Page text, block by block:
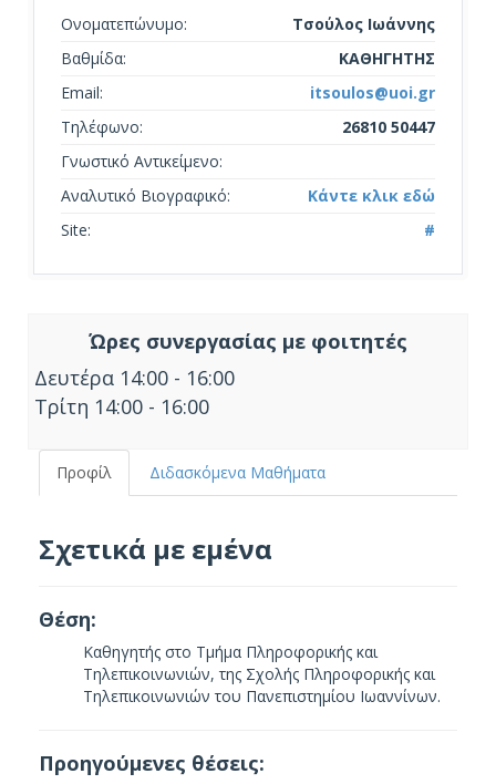
Ονοματεπώνυμο:
Τσούλος Ιωάννης
Βαθμίδα:
ΚΑΘΗΓΗΤΗΣ
Email:
itsoulos@uoi.gr
Τηλέφωνο:
26810 50447
Γνωστικό Αντικείμενο:
Αναλυτικό Βιογραφικό:
Κάντε κλικ εδώ
Site:
#
Ώρες συνεργασίας με φοιτητές
Δευτέρα 14:00 - 16:00
Τρίτη 14:00 - 16:00
Προφίλ Διδασκόμενα Μαθήματα
Σχετικά με εμένα
Θέση:
Καθηγητής στο Τμήμα Πληροφορικής και
Τηλεπικοινωνιών, της Σχολής Πληροφορικής και
Τηλεπικοινωνιών του Πανεπιστημίου Ιωαννίνων.
Προηγούμενες θέσεις: